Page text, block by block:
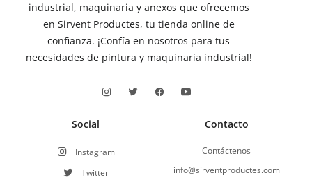
industrial, maquinaria y anexos que ofrecemos
en Sirvent Productes, tu tienda online de
confianza. ¡Confía en nosotros para tus
necesidades de pintura y maquinaria industrial!
Social
Instagram
Twitter
Contacto
Contáctenos
info@sirventproductes.com